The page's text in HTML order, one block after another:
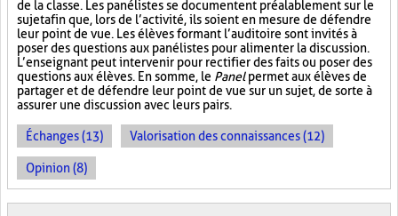
de la classe. Les panélistes se documentent préalablement sur le
sujet afin que, lors de l’activité, ils soient en mesure de défendre
leur point de vue. Les élèves formant l’auditoire sont invités à
poser des questions aux panélistes pour alimenter la discussion.
L’enseignant peut intervenir pour rectifier des faits ou poser des
questions aux élèves. En somme, le Panelpermet aux élèves de
partager et de défendre leur point de vue sur un sujet, de sorte à
assurer une discussion avec leurs pairs.
Échanges (13) Valorisation des connaissances (12)
Opinion (8)